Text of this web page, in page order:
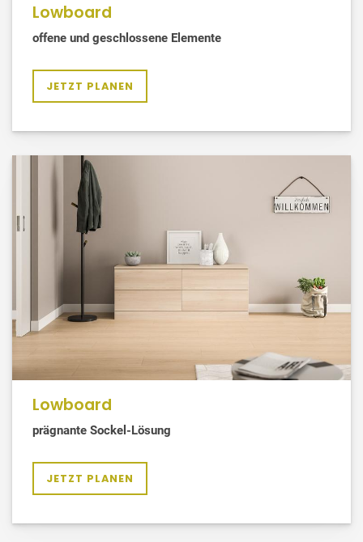
Lowboard
offene und geschlossene Elemente
JETZT PLANEN
Lowboard
prägnante Sockel-Lösung
JETZT PLANEN